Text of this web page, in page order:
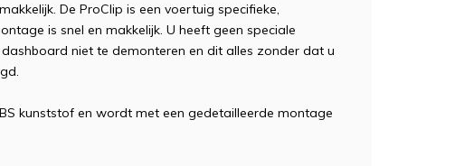
De ProClip is een voertuig specifieke,
is snel en makkelijk. U heeft geen speciale
niet te demonteren en dit alles zonder dat u
kunststof en wordt met een gedetailleerde montage